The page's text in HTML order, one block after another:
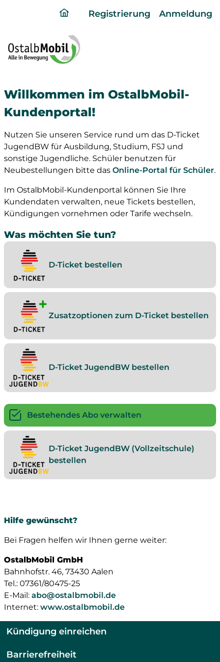
ding
page
Registrierung Anmeldung
Willkommen im OstalbMobil-
Kundenportal!
Nutzen Sie unseren Service rund um das D-Ticket
JugendBW für Ausbildung, Studium, FSJ und
sonstige Jugendliche. Schüler benutzen für
Neubestellungen bitte das Online-Portal für Schüler.
Im OstalbMobil-Kundenportal können Sie Ihre
Kundendaten verwalten, neue Tickets bestellen,
Kündigungen vornehmen oder Tarife wechseln.
Was möchten Sie tun?
D-Ticket bestellen
Zusatzoptionen zum D-Ticket bestellen
D-Ticket JugendBW bestellen
Bestehendes Abo verwalten
D-Ticket JugendBW (Vollzeitschule)
bestellen
Hilfe gewünscht?
Bei Fragen helfen wir Ihnen gerne weiter:
OstalbMobil GmbH
Bahnhofstr. 46, 73430 Aalen
Tel.: 07361/80475-25
E-Mail: abo@ostalbmobil.de
Internet: www.ostalbmobil.de
Kündigung einreichen
Barrierefreiheit